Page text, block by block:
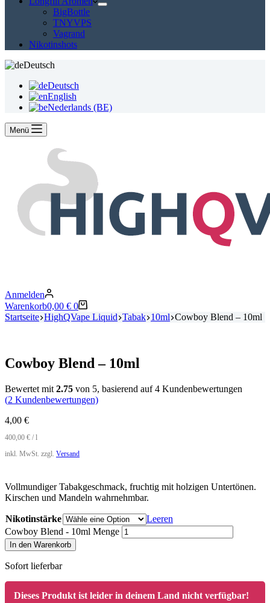
BigBottle
TNYVPS
Vagrand
Nikotinshots
Deutsch
Deutsch
English
Nederlands (BE)
Menü
Anmelden
Warenkorb0,00 € 0
Startseite HighQVape Liquid Tabak 10ml Cowboy Blend – 10ml
Cowboy Blend – 10ml
Bewertet mit 2.75 von 5, basierend auf4 Kundenbewertungen
(2 Kundenbewertungen)
4,00 €
400,00 € /l
inkl. MwSt. zzgl. Versand
Vollmundiger Tabakgeschmack, fruchtig mit holzigen Untertönen.
Kirschen und Mandeln wahrnehmbar.
Nikotinstärke
Leeren
Cowboy Blend - 10ml Menge
In den Warenkorb
Sofort lieferbar
Dieses Produkt ist leider in deinem Land nicht verfügbar!